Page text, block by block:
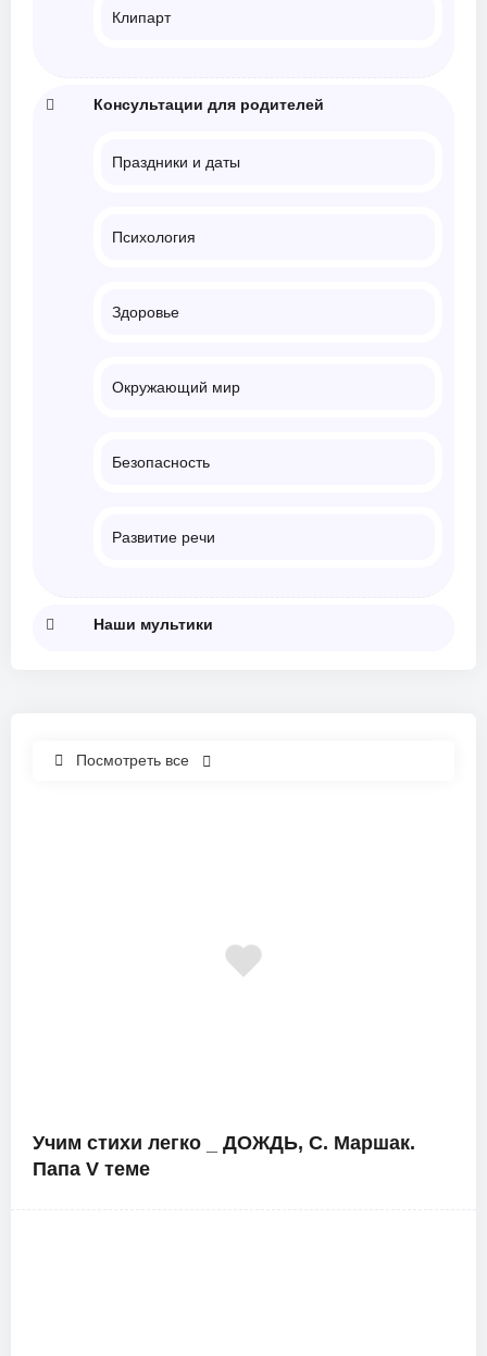
Клипарт
Консультации для родителей
Праздники и даты
Психология
Здоровье
Окружающий мир
Безопасность
Развитие речи
Наши мультики
Посмотреть все
Учим стихи легко _ ДОЖДЬ, С. Маршак.
Папа V теме